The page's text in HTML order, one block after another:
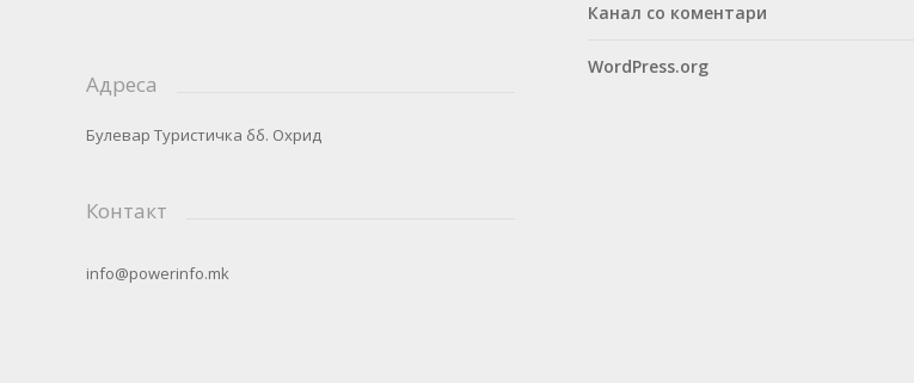
Адреса
Булевар Туристичка бб. Охрид
Контакт
info@powerinfo.mk
Канал со коментари
WordPress.org